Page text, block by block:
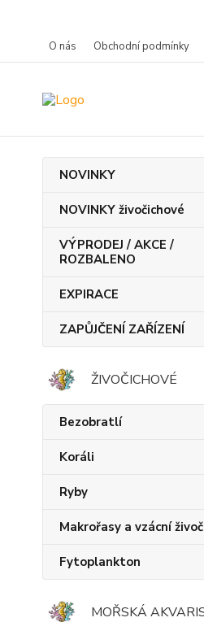
O nás Obchodní podmínky
NOVINKY
NOVINKY živočichové
VÝPRODEJ / AKCE /
ROZBALENO
EXPIRACE
ZAPŮJČENÍ ZAŘÍZENÍ
ŽIVOČICHOVÉ
Bezobratlí
Koráli
Ryby
Makrořasy a vzácní
Fytoplankton
MOŘSKÁ